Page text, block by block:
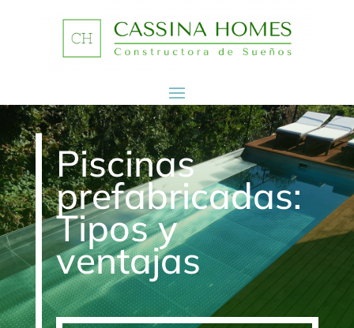
Piscinas
prefabricadas:
Tipos y
ventajas